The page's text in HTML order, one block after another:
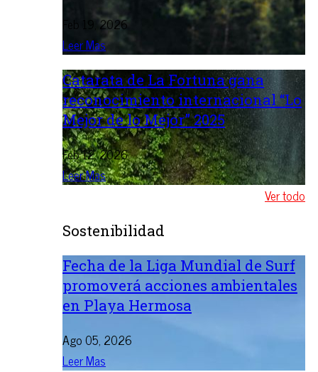
Feb 19, 2026
Leer Mas
Catarata de La Fortuna gana
reconocimiento internacional “Lo
Mejor de lo Mejor” 2025
Feb 12, 2026
Leer Mas
Ver todo
Sostenibilidad
Fecha de la Liga Mundial de Surf
promoverá acciones ambientales
en Playa Hermosa
Ago 05, 2026
Leer Mas